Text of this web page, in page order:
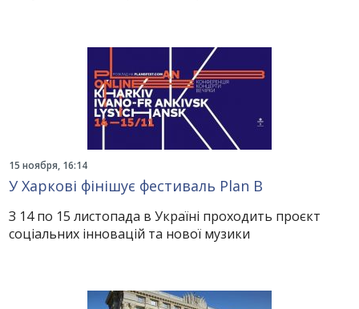
15 ноября, 16:14
У Харкові фінішує фестиваль Plan B
З 14 по 15 листопада в Україні проходить проєкт
соціальних інновацій та нової музики